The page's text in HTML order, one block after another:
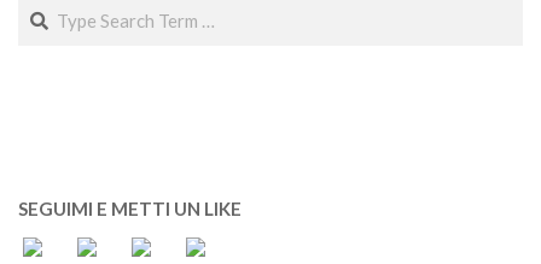
Search
SEGUIMI E METTI UN LIKE